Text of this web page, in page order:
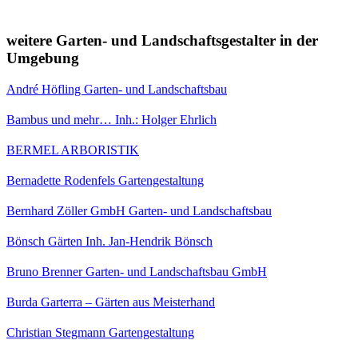
weitere Garten- und Landschaftsgestalter in der
Umgebung
André Höfling Garten- und Landschaftsbau
Bambus und mehr… Inh.: Holger Ehrlich
BERMEL ARBORISTIK
Bernadette Rodenfels Gartengestaltung
Bernhard Zöller GmbH Garten- und Landschaftsbau
Bönsch Gärten Inh. Jan-Hendrik Bönsch
Bruno Brenner Garten- und Landschaftsbau GmbH
Burda Garterra – Gärten aus Meisterhand
Christian Stegmann Gartengestaltung